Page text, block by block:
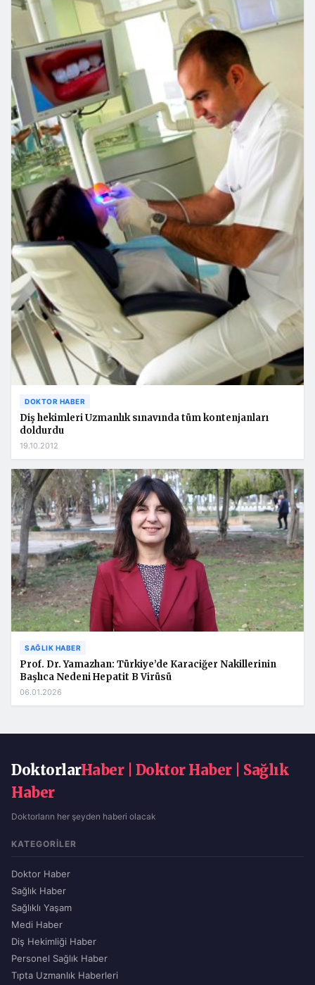
DOKTOR HABER
Diş hekimleri Uzmanlık sınavında tüm kontenjanları
doldurdu
19.10.2012
SAĞLIK HABER
Prof. Dr. Yamazhan: Türkiye’de Karaciğer Nakillerinin
Başlıca Nedeni Hepatit B Virüsü
06.01.2026
DoktorlarHaber | Doktor Haber | Sağlık
Haber
Doktorların her şeyden haberi olacak
KATEGORILER
Doktor Haber
Sağlık Haber
Sağlıklı Yaşam
Medi Haber
Diş Hekimliği Haber
Personel Sağlık Haber
Tıpta Uzmanlık Haberleri